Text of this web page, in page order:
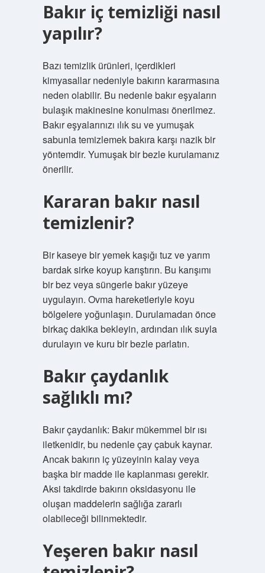
Bakır iç temizliği nasıl
yapılır?
Bazı temizlik ürünleri, içerdikleri
kimyasallar nedeniyle bakırın kararmasına
neden olabilir. Bu nedenle bakır eşyaların
bulaşık makinesine konulması önerilmez.
Bakır eşyalarınızı ılık su ve yumuşak
sabunla temizlemek bakıra karşı nazik bir
yöntemdir. Yumuşak bir bezle kurulamanız
önerilir.
Kararan bakır nasıl
temizlenir?
Bir kaseye bir yemek kaşığı tuz ve yarım
bardak sirke koyup karıştırın. Bu karışımı
bir bez veya süngerle bakır yüzeye
uygulayın. Ovma hareketleriyle koyu
bölgelere yoğunlaşın. Durulamadan önce
birkaç dakika bekleyin, ardından ılık suyla
durulayın ve kuru bir bezle parlatın.
Bakır çaydanlık
sağlıklı mı?
Bakır çaydanlık: Bakır mükemmel bir ısı
iletkenidir, bu nedenle çay çabuk kaynar.
Ancak bakırın iç yüzeyinin kalay veya
başka bir madde ile kaplanması gerekir.
Aksi takdirde bakırın oksidasyonu ile
oluşan maddelerin sağlığa zararlı
olabileceği bilinmektedir.
Yeşeren bakır nasıl